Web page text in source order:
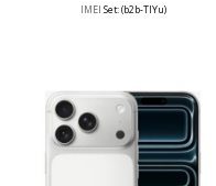
IMEI Set: (b2b-TlYu)